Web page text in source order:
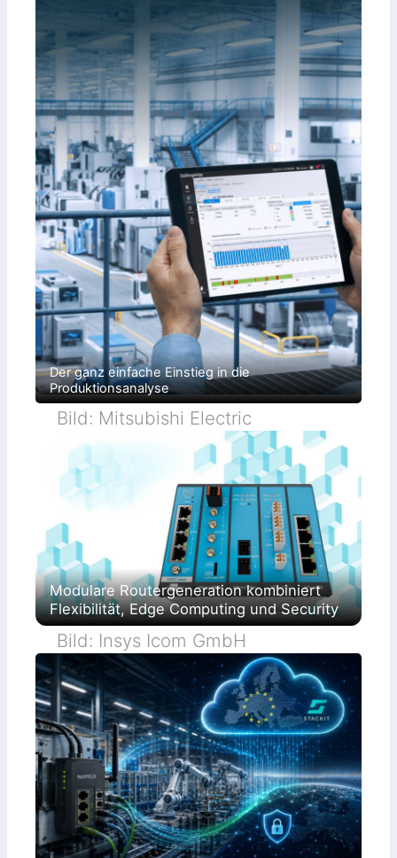
Der ganz einfache Einstieg in die
Produktionsanalyse
Bild: Mitsubishi Electric
Modulare Routergeneration kombiniert
Flexibilität, Edge Computing und Security
Bild: Insys Icom GmbH